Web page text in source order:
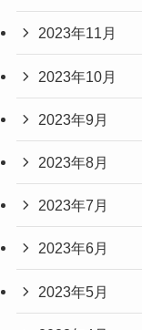
2023年11月
2023年10月
2023年9月
2023年8月
2023年7月
2023年6月
2023年5月